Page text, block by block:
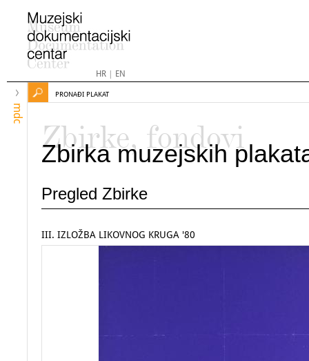
HR| EN
mdc
PRONAĐI PLAKAT
Zbirke, fondovi
Zbirka muzejskih
Pregled Zbirke
III. IZLOŽBA LIKOVNOG KRUGA '80